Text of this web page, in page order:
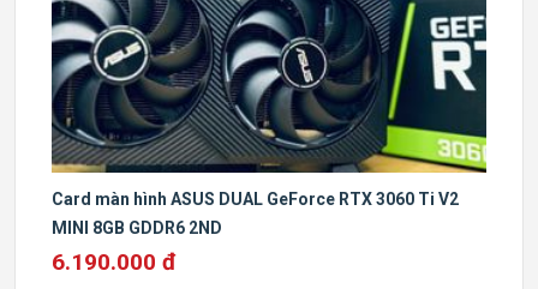
Card màn hình ASUS DUAL GeForce RTX 3060 Ti V2
MINI 8GB GDDR6 2ND
6.190.000 đ